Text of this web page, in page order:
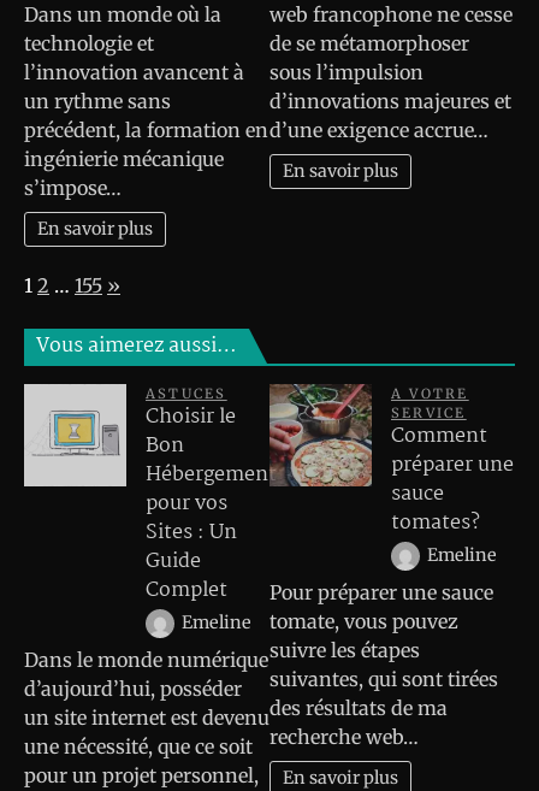
Dans un monde où la
technologie et
l’innovation avancent à
un rythme sans
précédent, la formation en
ingénierie mécanique
s’impose…
En savoir plus
web francophone ne cesse
de se métamorphoser
sous l’impulsion
d’innovations majeures et
d’une exigence accrue…
En savoir plus
Page:
1 2 … 155 Next
»
Vous aimerez aussi…
ASTUCES
Choisir le
Bon
Hébergement
pour vos
Sites : Un
Guide
Complet
Emeline
Dans le monde numérique
d’aujourd’hui, posséder
un site internet est devenu
une nécessité, que ce soit
pour un projet personnel,
A VOTRE
SERVICE
Comment
préparer une
sauce
tomates?
Emeline
Pour préparer une sauce
tomate, vous pouvez
suivre les étapes
suivantes, qui sont tirées
des résultats de ma
recherche web…
En savoir plus